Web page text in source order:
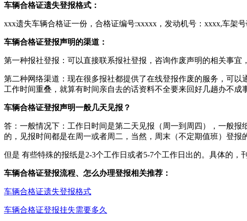
车辆合格证遗失登报格式：
xxx遗失车辆合格证一份，合格证编号:xxxxx，发动机号：xxxx,车架号
车辆合格证登报声明的渠道：
第一种报社登报：可以直接联系报社登报，咨询作废声明的相关事宜
第二种网络渠道：现在很多报社都提供了在线登报作废的服务，可
工作时间重叠，就算有时间亲自去的话资料不全要来回好几趟办不
车辆合格证登报声明一般几天见报？
答：一般情况下：工作日时间是第二天见报（周一到周四），一般
的，见报时间都是在周一或者周二，当然，周末（不定期值班）登报
但是 有些特殊的报纸是2-3个工作日或者5-7个工作日出的。具体的，
车辆合格证登报流程、怎么办理登报相关推荐：
车辆合格证遗失登报格式
车辆合格证登报挂失需要多久